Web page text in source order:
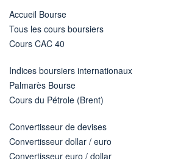
Accueil Bourse
Tous les cours boursiers
Cours CAC 40
Indices boursiers internationaux
Palmarès Bourse
Cours du Pétrole (Brent)
Convertisseur de devises
Convertisseur dollar / euro
Convertisseur euro / dollar